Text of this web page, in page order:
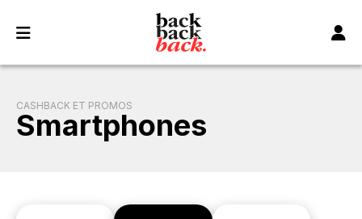
CASHBACK ET PROMOS
Smartphones